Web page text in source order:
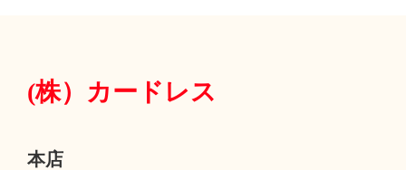
(株） カードレス
本店